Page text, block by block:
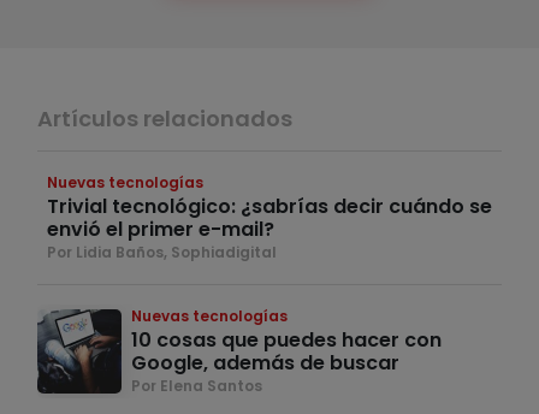
Artículos relacionados
Nuevas tecnologías
Trivial tecnológico: ¿sabrías decir cuándo se
envió el primer e-mail?
Por Lidia Baños, Sophiadigital
Nuevas tecnologías
10 cosas que puedes hacer con
Google, además de buscar
Por Elena Santos